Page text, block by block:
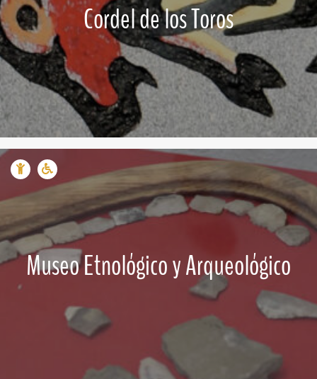
Cordel de los Toros
Museo Etnológico y Arqueológico